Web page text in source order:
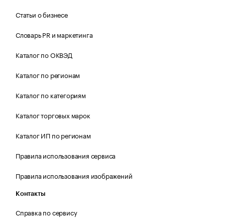
Статьи о бизнесе
Словарь PR и маркетинга
Каталог по ОКВЭД
Каталог по регионам
Каталог по категориям
Каталог торговых марок
Каталог ИП по регионам
Правила использования сервиса
Правила использования изображений
Контакты
Справка по сервису